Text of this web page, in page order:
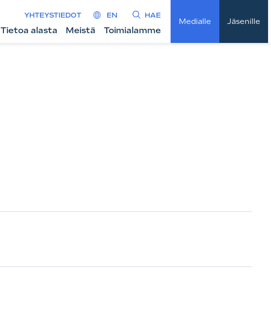
YHTEYSTIEDOT EN HAE
Tietoa alasta Meistä Toimialamme
Medialle Jäsenille